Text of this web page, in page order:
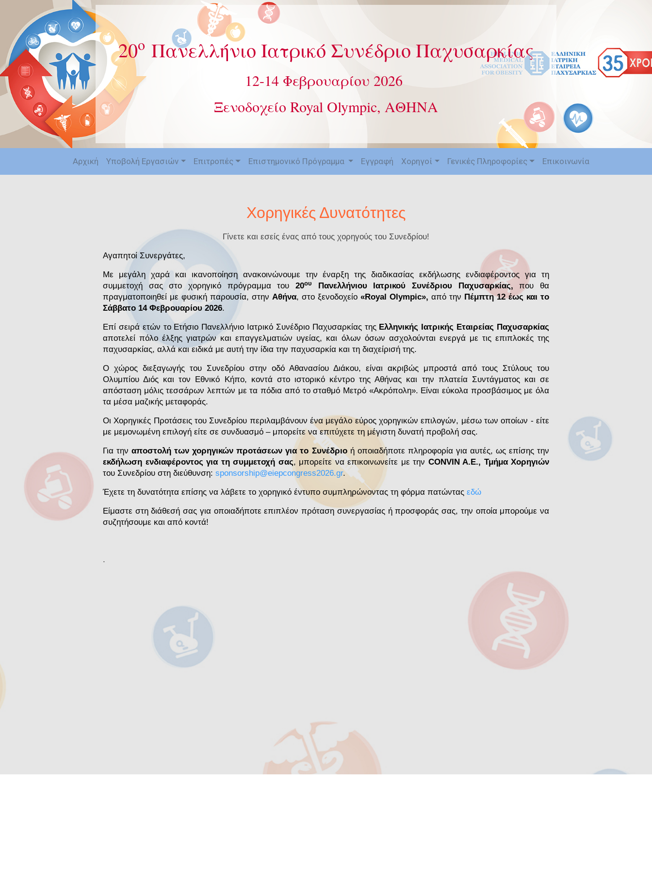
20ο Πανελλήνιο Ιατρικό Συνέδριο Παχυσαρκίας
12-14 Φεβρουαρίου 2026
Ξενοδοχείο Royal Olympic, ΑΘΗΝΑ
Αρχική Υποβολή Εργασιών Επιτροπές Επιστημονικό Πρόγραμμα Εγγραφή Χορηγοί Γενικές Πληροφορίες Επικοινωνία
Χορηγικές Δυνατότητες
Γίνετε και εσείς ένας από τους χορηγούς του Συνεδρίου!
Αγαπητοί Συνεργάτες,
Με μεγάλη χαρά και ικανοποίηση ανακοινώνουμε την έναρξη της διαδικασίας εκδήλωσης ενδιαφέροντος για τη
συμμετοχή σας στο χορηγικό πρόγραμμα του 20ου Πανελλήνιου Ιατρικού Συνέδριου Παχυσαρκίας, που θα
πραγματοποιηθεί με φυσική παρουσία, στην Αθήνα, στο ξενοδοχείο «Royal Olympic», από την Πέμπτη 12 έως και το
Σάββατο 14 Φεβρουαρίου 2026.
Επί σειρά ετών το Ετήσιο Πανελλήνιο Ιατρικό Συνέδριο Παχυσαρκίας της Ελληνικής Ιατρικής Εταιρείας Παχυσαρκίας
αποτελεί πόλο έλξης γιατρών και επαγγελματιών υγείας, και όλων όσων ασχολούνται ενεργά με τις επιπλοκές της
παχυσαρκίας, αλλά και ειδικά με αυτή την ίδια την παχυσαρκία και τη διαχείρισή της.
Ο χώρος διεξαγωγής του Συνεδρίου στην οδό Αθανασίου Διάκου, είναι ακριβώς μπροστά από τους Στύλους του
Ολυμπίου Διός και τον Εθνικό Κήπο, κοντά στο ιστορικό κέντρο της Αθήνας και την πλατεία Συντάγματος και σε
απόσταση μόλις τεσσάρων λεπτών με τα πόδια από το σταθμό Μετρό «Ακρόπολη». Είναι εύκολα προσβάσιμος με όλα
τα μέσα μαζικής μεταφοράς.
Οι Χορηγικές Προτάσεις του Συνεδρίου περιλαμβάνουν ένα μεγάλο εύρος χορηγικών επιλογών, μέσω των οποίων - είτε
με μεμονωμένη επιλογή είτε σε συνδυασμό – μπορείτε να επιτύχετε τη μέγιστη δυνατή προβολή σας.
Για τηναποστολή των χορηγικών προτάσεων για το Συνέδριοή οποιαδήποτε πληροφορία για αυτές, ως επίσης την
εκδήλωση ενδιαφέροντος για τη συμμετοχή σας, μπορείτε να επικοινωνείτε με την CONVIN A.E., Τμήμα Χορηγιών
του Συνεδρίου στη διεύθυνση: sponsorship@eiepcongress2026.gr.
Έχετε τη δυνατότητα επίσης να λάβετε το χορηγικό έντυπο συμπληρώνοντας τη φόρμα πατώντας εδώ
Είμαστε στη διάθεσή σας για οποιαδήποτε επιπλέον πρόταση συνεργασίας ή προσφοράς σας, την οποία μπορούμε να
συζητήσουμε και από κοντά!
.